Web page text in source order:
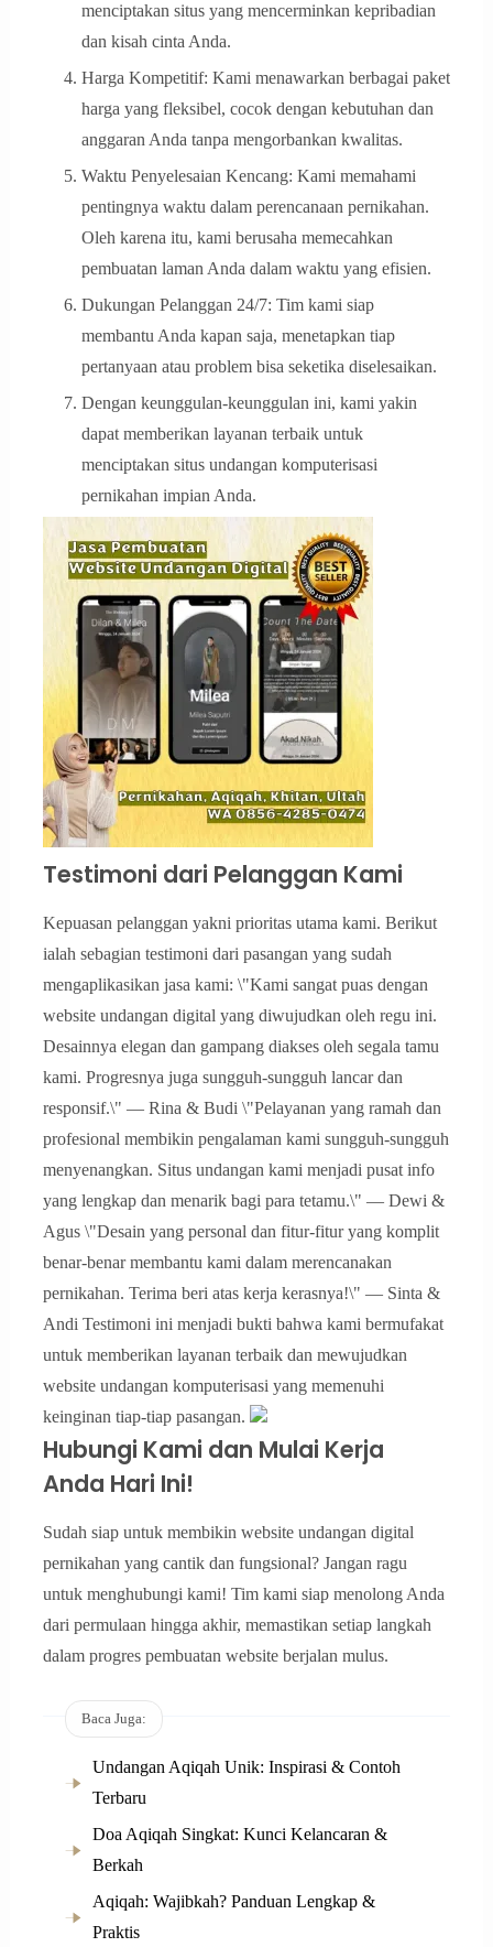
menciptakan situs yang mencerminkan kepribadian
dan kisah cinta Anda.
Harga Kompetitif: Kami menawarkan berbagai paket
harga yang fleksibel, cocok dengan kebutuhan dan
anggaran Anda tanpa mengorbankan kwalitas.
Waktu Penyelesaian Kencang: Kami memahami
pentingnya waktu dalam perencanaan pernikahan.
Oleh karena itu, kami berusaha memecahkan
pembuatan laman Anda dalam waktu yang efisien.
Dukungan Pelanggan 24/7: Tim kami siap
membantu Anda kapan saja, menetapkan tiap
pertanyaan atau problem bisa seketika diselesaikan.
Dengan keunggulan-keunggulan ini, kami yakin
dapat memberikan layanan terbaik untuk
menciptakan situs undangan komputerisasi
pernikahan impian Anda.
Testimoni dari Pelanggan Kami
Kepuasan pelanggan yakni prioritas utama kami. Berikut
ialah sebagian testimoni dari pasangan yang sudah
mengaplikasikan jasa kami: \"Kami sangat puas dengan
website undangan digital yang diwujudkan oleh regu ini.
Desainnya elegan dan gampang diakses oleh segala tamu
kami. Progresnya juga sungguh-sungguh lancar dan
responsif.\" — Rina & Budi \"Pelayanan yang ramah dan
profesional membikin pengalaman kami sungguh-sungguh
menyenangkan. Situs undangan kami menjadi pusat info
yang lengkap dan menarik bagi para tetamu.\" — Dewi &
Agus \"Desain yang personal dan fitur-fitur yang komplit
benar-benar membantu kami dalam merencanakan
pernikahan. Terima beri atas kerja kerasnya!\" — Sinta &
Andi Testimoni ini menjadi bukti bahwa kami bermufakat
untuk memberikan layanan terbaik dan mewujudkan
website undangan komputerisasi yang memenuhi
keinginan tiap-tiap pasangan.
Hubungi Kami dan Mulai Kerja
Anda Hari Ini!
Sudah siap untuk membikin website undangan digital
pernikahan yang cantik dan fungsional? Jangan ragu
untuk menghubungi kami! Tim kami siap menolong Anda
dari permulaan hingga akhir, memastikan setiap langkah
dalam progres pembuatan website berjalan mulus.
Baca Juga:
Undangan Aqiqah Unik: Inspirasi & Contoh
Terbaru
Doa Aqiqah Singkat: Kunci Kelancaran &
Berkah
Aqiqah: Wajibkah? Panduan Lengkap &
Praktis